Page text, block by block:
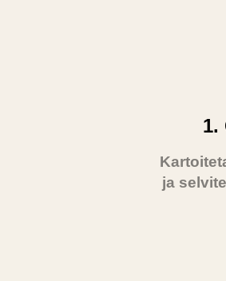
1.
ja